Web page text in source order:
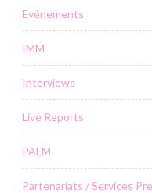
Evénements
IMM
Interviews
Live Reports
PALM
Partenariats / Services